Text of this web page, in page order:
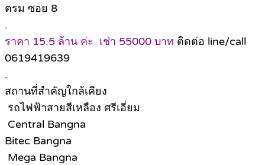
ตรม ซอย 8
.
ราคา 15.5 ล้าน ค่ะ เช่า 55000 บาท ติดต่อ line/call
0619419639
.
สถานที่สำคัญใกล้เคียง
รถไฟฟ้าสายสีเหลือง ศรีเอี่ยม
Central Bangna
Bitec Bangna
Mega Bangna